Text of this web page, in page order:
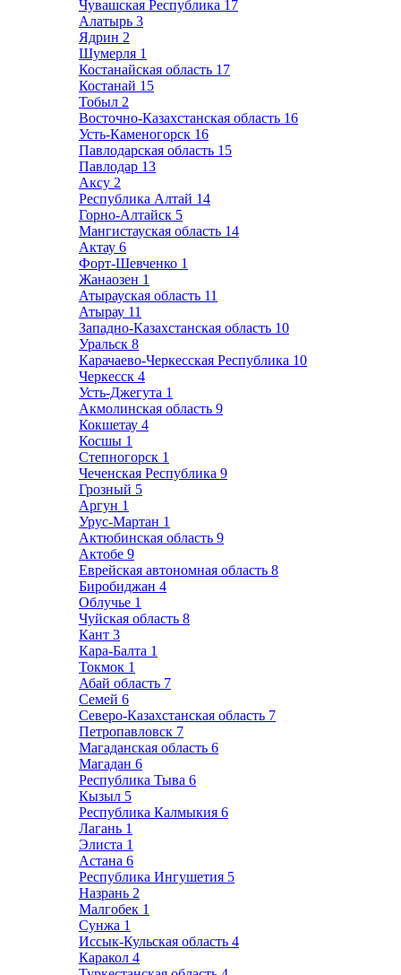
Чувашская Республика 17
Алатырь 3
Ядрин 2
Шумерля 1
Костанайская область 17
Костанай 15
Тобыл 2
Восточно-Казахстанская область 16
Усть-Каменогорск 16
Павлодарская область 15
Павлодар 13
Аксу 2
Республика Алтай 14
Горно-Алтайск 5
Мангистауская область 14
Актау 6
Форт-Шевченко 1
Жанаозен 1
Атырауская область 11
Атырау 11
Западно-Казахстанская область 10
Уральск 8
Карачаево-Черкесская Республика 10
Черкесск 4
Усть-Джегута 1
Акмолинская область 9
Кокшетау 4
Косшы 1
Степногорск 1
Чеченская Республика 9
Грозный 5
Аргун 1
Урус-Мартан 1
Актюбинская область 9
Актобе 9
Еврейская автономная область 8
Биробиджан 4
Облучье 1
Чуйская область 8
Кант 3
Кара-Балта 1
Токмок 1
Абай область 7
Семей 6
Северо-Казахстанская область 7
Петропавловск 7
Магаданская область 6
Магадан 6
Республика Тыва 6
Кызыл 5
Республика Калмыкия 6
Лагань 1
Элиста 1
Астана 6
Республика Ингушетия 5
Назрань 2
Малгобек 1
Сунжа 1
Иссык-Кульская область 4
Каракол 4